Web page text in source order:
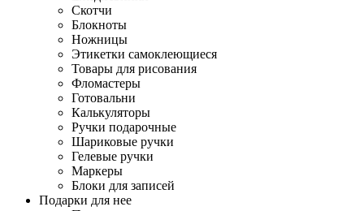
Скотчи
Блокноты
Ножницы
Этикетки самоклеющиеся
Товары для рисования
Фломастеры
Готовальни
Калькуляторы
Ручки подарочные
Шариковые ручки
Гелевые ручки
Маркеры
Блоки для записей
Подарки для нее